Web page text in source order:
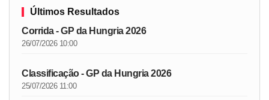
Últimos Resultados
Corrida - GP da Hungria 2026
26/07/2026 10:00
Classificação - GP da Hungria 2026
25/07/2026 11:00